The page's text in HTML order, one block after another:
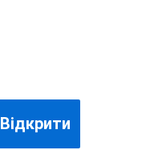
Відкрити